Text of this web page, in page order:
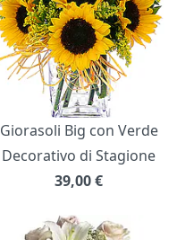
Giorasoli Big con Verde
Decorativo di Stagione
39,00€